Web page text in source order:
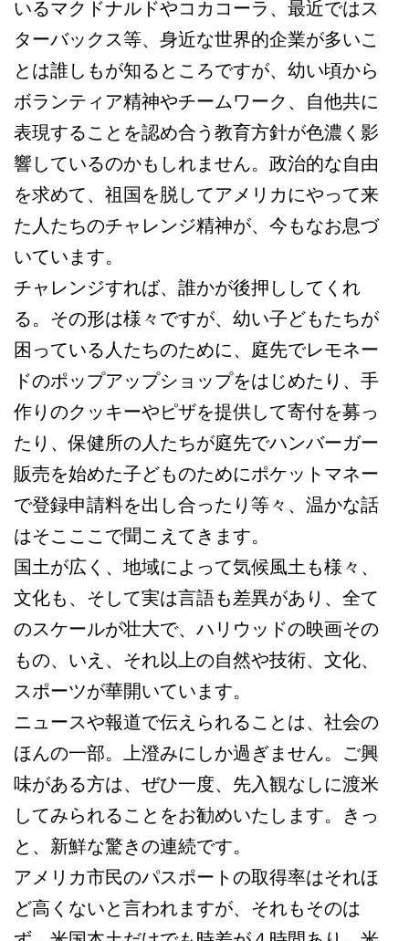
いるマクドナルドやコカコーラ、最近ではス
ターバックス等、身近な世界的企業が多いこ
とは誰しもが知るところですが、幼い頃から
ボランティア精神やチームワーク、自他共に
表現することを認め合う教育方針が色濃く影
響しているのかもしれません。政治的な自由
を求めて、祖国を脱してアメリカにやって来
た人たちのチャレンジ精神が、今もなお息づ
いています。
チャレンジすれば、誰かが後押ししてくれ
る。その形は様々ですが、幼い子どもたちが
困っている人たちのために、庭先でレモネー
ドのポップアップショップをはじめたり、手
作りのクッキーやピザを提供して寄付を募っ
たり、保健所の人たちが庭先でハンバーガー
販売を始めた子どものためにポケットマネー
で登録申請料を出し合ったり等々、温かな話
はそこここで聞こえてきます。
国土が広く、地域によって気候風土も様々、
文化も、そして実は言語も差異があり、全て
のスケールが壮大で、ハリウッドの映画その
もの、いえ、それ以上の自然や技術、文化、
スポーツが華開いています。
ニュースや報道で伝えられることは、社会の
ほんの一部。上澄みにしか過ぎません。ご興
味がある方は、ぜひ一度、先入観なしに渡米
してみられることをお勧めいたします。きっ
と、新鮮な驚きの連続です。
アメリカ市民のパスポートの取得率はそれほ
ど高くないと言われますが、それもそのは